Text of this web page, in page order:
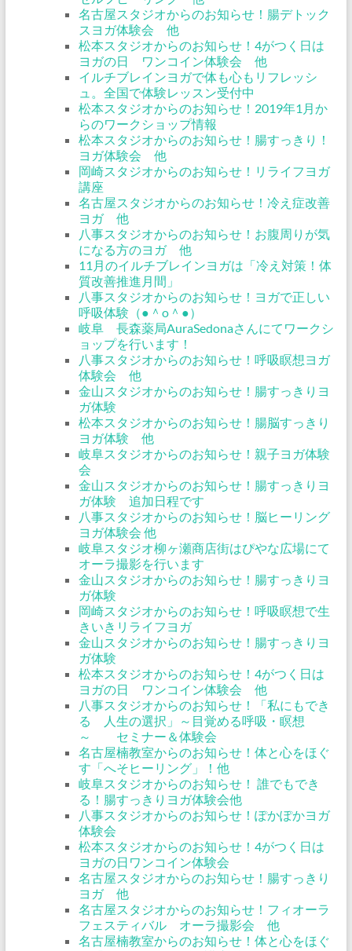
名古屋スタジオからのお知らせ！腸デトック
スヨガ体験会 他
松本スタジオからのお知らせ！4がつく日は
ヨガの日 ワンコイン体験会 他
イルチブレインヨガで体も心もリフレッシ
ュ。全国で体験レッスン受付中
松本スタジオからのお知らせ！2019年1月か
らのワークショップ情報
松本スタジオからのお知らせ！腸すっきり！
ヨガ体験会 他
岡崎スタジオからのお知らせ！リライフヨガ
講座
名古屋スタジオからのお知らせ！冷え症改善
ヨガ 他
八事スタジオからのお知らせ！お腹周りが気
になる方のヨガ 他
11月のイルチブレインヨガは「冷え対策！体
質改善推進月間」
八事スタジオからのお知らせ！ヨガで正しい
呼吸体験（●＾o＾●）
岐阜 長森薬局AuraSedonaさんにてワークシ
ョップを行います！
八事スタジオからのお知らせ！呼吸瞑想ヨガ
体験会 他
金山スタジオからのお知らせ！腸すっきりヨ
ガ体験
松本スタジオからのお知らせ！腸脳すっきり
ヨガ体験 他
岐阜スタジオからのお知らせ！親子ヨガ体験
会
金山スタジオからのお知らせ！腸すっきりヨ
ガ体験 追加日程です
八事スタジオからのお知らせ！脳ヒーリング
ヨガ体験会 他
岐阜スタジオ柳ヶ瀬商店街はぴやな広場にて
オーラ撮影を行います
金山スタジオからのお知らせ！腸すっきりヨ
ガ体験
岡崎スタジオからのお知らせ！呼吸瞑想で生
きいきリライフヨガ
金山スタジオからのお知らせ！腸すっきりヨ
ガ体験
松本スタジオからのお知らせ！4がつく日は
ヨガの日 ワンコイン体験会 他
八事スタジオからのお知らせ！「私にもでき
る 人生の選択」～目覚める呼吸・瞑想
～ セミナー＆体験会
名古屋楠教室からのお知らせ！体と心をほぐ
す「へそヒーリング」！他
岐阜スタジオからのお知らせ！ 誰でもでき
る！腸すっきりヨガ体験会他
八事スタジオからのお知らせ！ぽかぽかヨガ
体験会
松本スタジオからのお知らせ！4がつく日は
ヨガの日ワンコイン体験会
名古屋スタジオからのお知らせ！腸すっきり
ヨガ 他
名古屋スタジオからのお知らせ！フィオーラ
フェスティバル オーラ撮影会 他
名古屋楠教室からのお知らせ！体と心をほぐ